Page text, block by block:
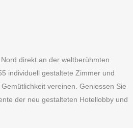
direkt an der weltberühmten
individuell gestaltete Zimmer und
vereinen. Geniessen Sie
der neu gestalteten Hotellobby und